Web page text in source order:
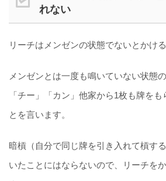
れない
リーチはメンゼンの状態でないとかけ
メンゼンとは一度も鳴いていない状態
「チー」「カン」他家から1枚も牌を
とを言います。
暗槓（自分で同じ牌を引き入れて槓す
いたことにはならないので、リーチを